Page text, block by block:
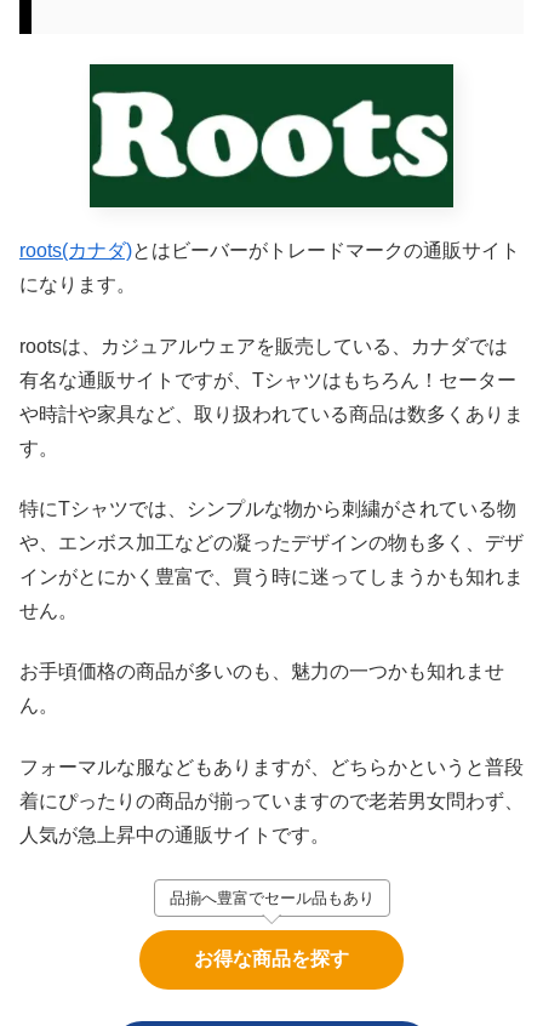
roots(カナダ)とはビーバーがトレードマークの通販サイト
になります。
rootsは、カジュアルウェアを販売している、カナダでは
有名な通販サイトですが、Tシャツはもちろん！セーター
や時計や家具など、取り扱われている商品は数多くありま
す。
特にTシャツでは、シンプルな物から刺繍がされている物
や、エンボス加工などの凝ったデザインの物も多く、デザ
インがとにかく豊富で、買う時に迷ってしまうかも知れま
せん。
お手頃価格の商品が多いのも、魅力の一つかも知れませ
ん。
フォーマルな服などもありますが、どちらかというと普段
着にぴったりの商品が揃っていますので老若男女問わず、
人気が急上昇中の通販サイトです。
品揃へ豊富でセール品もあり
お得な商品を探す